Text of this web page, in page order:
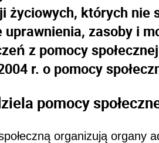
życiowych, których nie
uprawnienia, zasoby i
z pomocy
r. o pomocy
pomocy
organizują organy